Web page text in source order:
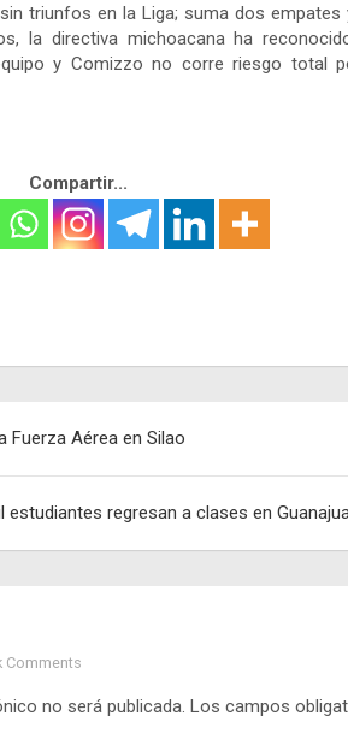
triunfos en la Liga; suma dos empates
la directiva michoacana ha
y Comizzo no corre riesgo total
Compartir...
Fuerza Aérea en Silao
estudiantes regresan a clases en
Comments
no será publicada. Los campos